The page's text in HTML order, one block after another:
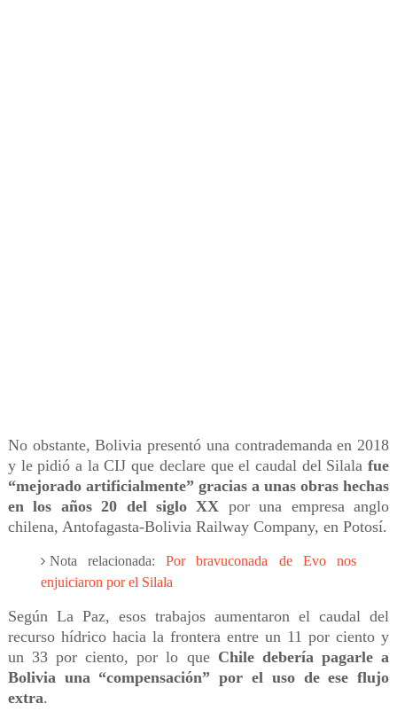
No obstante, Bolivia presentó una contrademanda en 2018
y le pidió a la CIJ que declare que el caudal del Silalafue
“mejorado artificialmente” gracias a unas obras hechas
en los años 20 del siglo XX por una empresa anglo
chilena, Antofagasta-Bolivia Railway Company, en Potosí.
Nota relacionada:Por bravuconada de Evo nos
enjuiciaron por el Silala
Según La Paz, esos trabajos aumentaron el caudal del
recurso hídrico hacia la frontera entre un 11 por ciento y
un 33 por ciento, por lo que Chile debería pagarle a
Bolivia una “compensación” por el uso de ese flujo
extra.